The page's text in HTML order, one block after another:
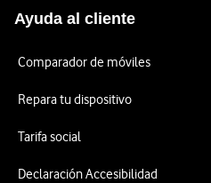
Ayuda al cliente
Comparador de móviles
Repara tu dispositivo
Tarifa social
Declaración Accesibilidad